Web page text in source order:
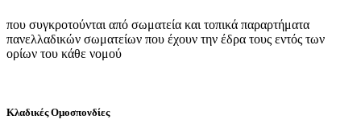
που συγκροτούνται από σωματεία και τοπικά παραρτήματα
πανελλαδικών σωματείων που έχουν την έδρα τους εντός των
ορίων του κάθε νομού
Κλαδικές Ομοσπονδίες